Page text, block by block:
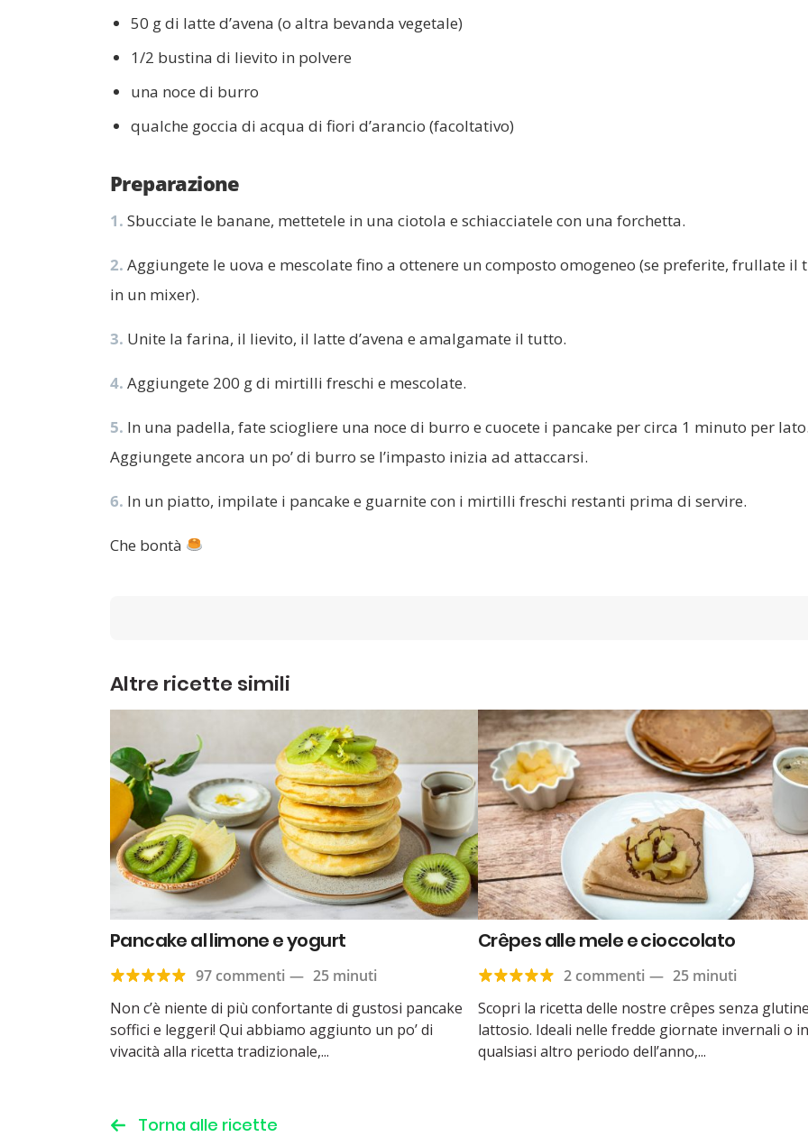
50 g di latte d’avena (o altra bevanda vegetale)
1/2 bustina di lievito in polvere
una noce di burro
qualche goccia di acqua di fiori d’arancio (facoltativo)
Preparazione
1. Sbucciate le banane, mettetele in una ciotola e schiacciatele con una forchetta.
2. Aggiungete le uova e mescolate fino a ottenere un composto omogeneo (se preferite, frullate il
in un mixer).
3. Unite la farina, il lievito, il latte d’avena e amalgamate il tutto.
4. Aggiungete 200 g di mirtilli freschi e mescolate.
5. In una padella, fate sciogliere una noce di burro e cuocete i pancake per circa 1 minuto per lato.
Aggiungete ancora un po’ di burro se l’impasto inizia ad attaccarsi.
6. In un piatto, impilate i pancake e guarnite con i mirtilli freschi restanti prima di servire.
Che bontà
Altre ricette simili
Pancake al limone e yogurt
97 commenti — 25 minuti
Non c’è niente di più confortante di gustosi pancake
soffici e leggeri! Qui abbiamo aggiunto un po’ di
vivacità alla ricetta tradizionale,...
Crêpes alle mele e cioccolato
2 commenti — 25 minuti
Scopri la ricetta delle nostre crêpes senza
lattosio. Ideali nelle fredde giornate invernali o in
qualsiasi altro periodo dell’anno,...
Torna alle ricette